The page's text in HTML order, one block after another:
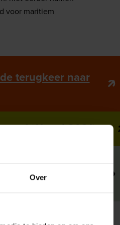
Over
voor maritiem
terugkeer naar
(11 mei 2021)
(waar
is)